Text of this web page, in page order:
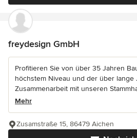
freydesign GmbH
Profitieren Sie von über 35 Jahren
höchstem Niveau und der über lange
Zusammenarbeit mit unseren
Mehr
Zusamstraße 15, 86479 Aichen